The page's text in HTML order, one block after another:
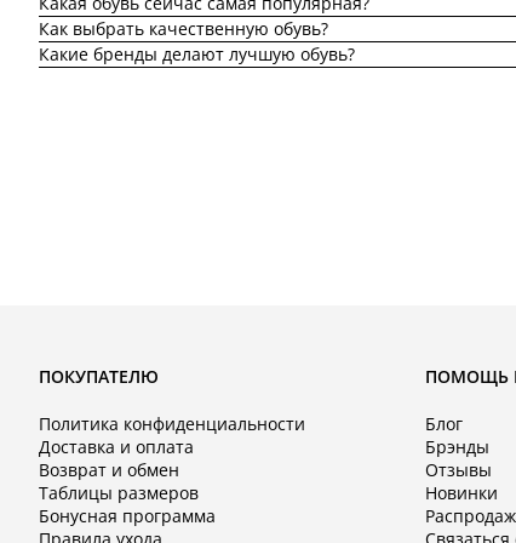
Как выбрать качественную обувь?
Какие бренды делают лучшую обувь?
ПОКУПАТЕЛЮ
Политика конфиденциальности
Доставка и оплата
Возврат и обмен
Таблицы размеров
Бонусная программа
ПОМОЩЬ
Блог
Брэнды
Отзывы
Новинки